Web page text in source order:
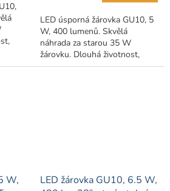
LED úsporná žárovka GU10, 5
W, 400 lumenů. Skvělá
náhrada za starou 35 W
žárovku. Dlouhá životnost,
nízká spotřeba a vysoká
W,
LED žárovka GU10, 6.5 W,